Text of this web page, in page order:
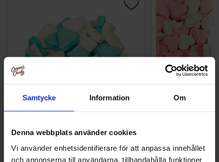
Samtycke Information Om
Denna webbplats använder cookies
Vi använder enhetsidentifierare för att anpassa innehållet
och annonserna till användarna, tillhandahålla funktioner